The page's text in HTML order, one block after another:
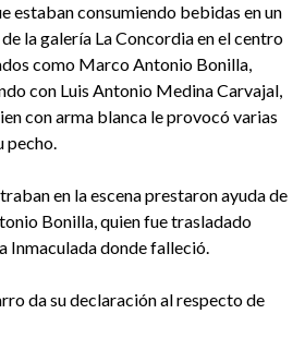
estaban consumiendo bebidas en un
la galería La Concordia en el centro
como Marco Antonio Bonilla,
con Luis Antonio Medina Carvajal,
con arma blanca le provocó varias
pecho.
en la escena prestaron ayuda de
Bonilla, quien fue trasladado
Inmaculada donde falleció.
da su declaración al respecto de